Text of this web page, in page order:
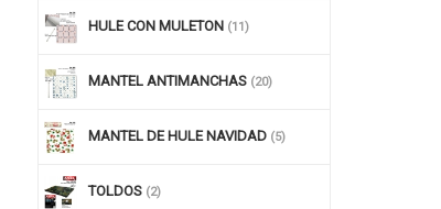
HULE CON MULETON (11)
MANTEL ANTIMANCHAS (20)
MANTEL DE HULE NAVIDAD (5)
TOLDOS (2)